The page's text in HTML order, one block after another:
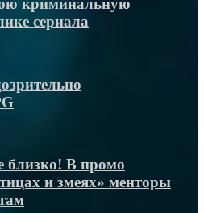
криминальную
сериала
близко! В промо
и змеях» менторы